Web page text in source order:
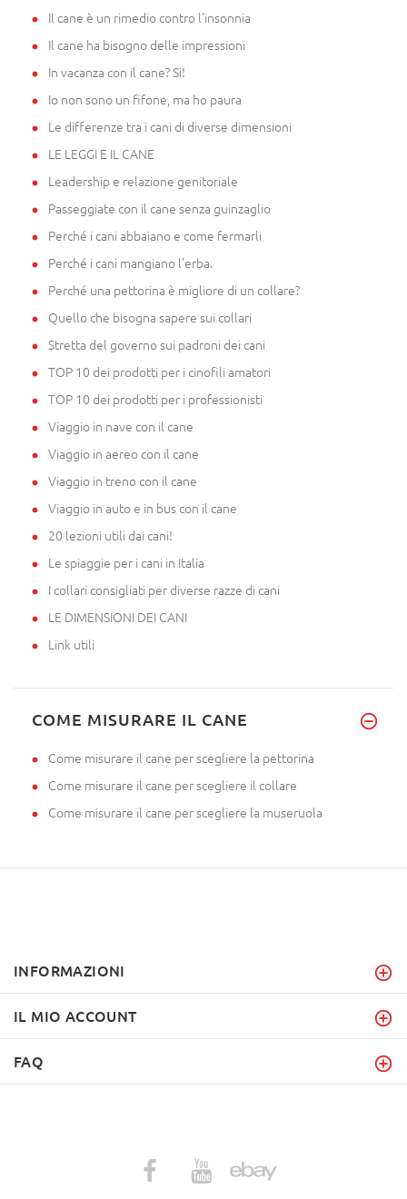
Il cane è un rimedio contro l'insonnia
Il cane ha bisogno delle impressioni
In vacanza con il cane? Si!
Io non sono un fifone, ma ho paura
Le differenze tra i cani di diverse dimensioni
LE LEGGI E IL CANE
Leadership e relazione genitoriale
Passeggiate con il cane senza guinzaglio
Perché i cani abbaiano e come fermarli
Perché i cani mangiano l'erba.
Perché una pettorina è migliore di un collare?
Quello che bisogna sapere sui collari
Stretta del governo sui padroni dei cani
TOP 10 dei prodotti per i cinofili amatori
TOP 10 dei prodotti per i professionisti
Viaggio in nave con il cane
Viaggio in aereo con il cane
Viaggio in treno con il cane
Viaggio in auto e in bus con il cane
20 lezioni utili dai cani!
Le spiaggie per i cani in Italia
I collari consigliati per diverse razze di cani
LE DIMENSIONI DEI CANI
Link utili
COME MISURARE IL CANE
Come misurare il cane per scegliere la pettorina
Come misurare il cane per scegliere il collare
Come misurare il cane per scegliere la museruola
INFORMAZIONI
IL MIO ACCOUNT
FAQ